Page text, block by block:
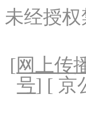
未经授
[网上传
号] [ 京